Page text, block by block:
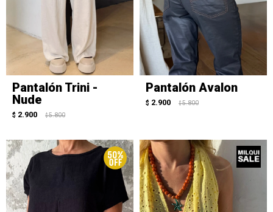
Pantalón Trini -
Nude
$ 2.900 $ 5.800
Pantalón Avalon
$ 2.900 $ 5.800